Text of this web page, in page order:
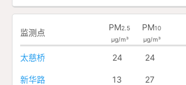
监测点
PM2.5
μg/m³
PM10
μg/m³
太慈桥
新华路
24
13
24
27